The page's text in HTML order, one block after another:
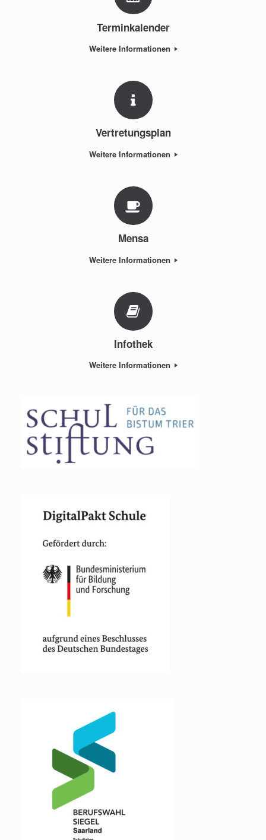
Terminkalender
Weitere Informationen
Vertretungsplan
Weitere Informationen
Mensa
Weitere Informationen
Infothek
Weitere Informationen